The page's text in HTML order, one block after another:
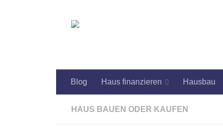
Blog Haus finanzieren Hausbau
HAUS BAUEN ODER KAUFEN